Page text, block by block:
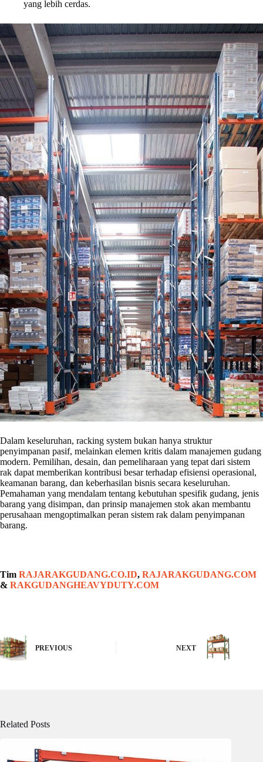
yang lebih cerdas.
Dalam keseluruhan, racking system bukan hanya struktur
penyimpanan pasif, melainkan elemen kritis dalam manajemen gudang
modern. Pemilihan, desain, dan pemeliharaan yang tepat dari sistem
rak dapat memberikan kontribusi besar terhadap efisiensi operasional,
keamanan barang, dan keberhasilan bisnis secara keseluruhan.
Pemahaman yang mendalam tentang kebutuhan spesifik gudang, jenis
barang yang disimpan, dan prinsip manajemen stok akan membantu
perusahaan mengoptimalkan peran sistem rak dalam penyimpanan
barang.
Tim RAJARAKGUDANG.CO.ID, RAJARAKGUDANG.COM
& RAKGUDANGHEAVYDUTY.COM
PREVIOUS NEXT
Related Posts